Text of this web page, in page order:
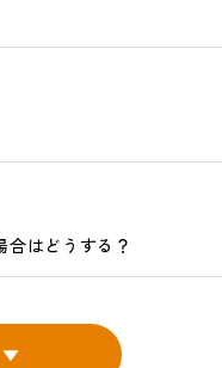
はどうする？